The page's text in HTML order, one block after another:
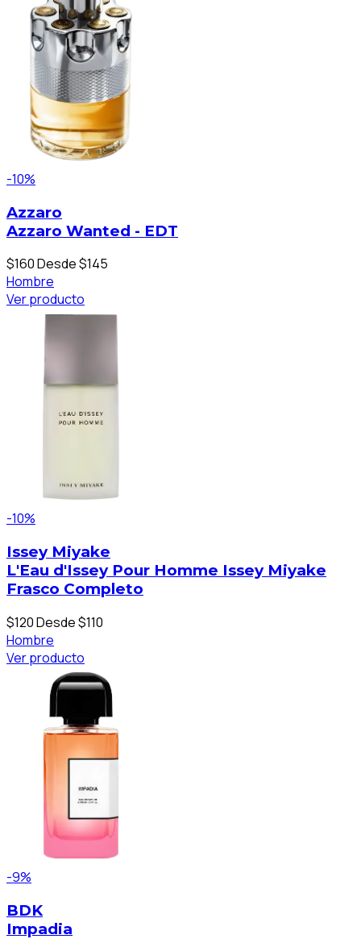
-10%
Azzaro
Azzaro Wanted - EDT
$160Desde $145
Hombre
Ver producto
-10%
Issey Miyake
L'Eau d'Issey Pour Homme Issey Miyake
Frasco Completo
$120Desde $110
Hombre
Ver producto
-9%
BDK
Impadia